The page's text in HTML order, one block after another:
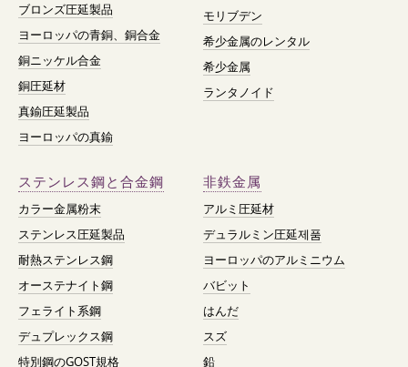
ブロンズ圧延製品
ヨーロッパの青銅、銅合金
銅ニッケル合金
銅圧延材
真鍮圧延製品
ヨーロッパの真鍮
モリブデン
希少金属のレンタル
希少金属
ランタノイド
ステンレス鋼と合金鋼
カラー金属粉末
ステンレス圧延製品
耐熱ステンレス鋼
オーステナイト鋼
フェライト系鋼
デュプレックス鋼
特別鋼のGOST規格
非鉄金属
アルミ圧延材
デュラルミン圧延제품
ヨーロッパのアルミニウム
バビット
はんだ
スズ
鉛